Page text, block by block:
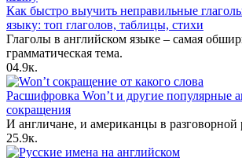
Как быстро выучить неправильные
языку: топ глаголов, таблицы, стихи
Глаголы в английском языке – самая
грамматическая тема.
04.9к.
Расшифровка Won’t и другие популярные
сокращения
И англичане, и американцы в разговорной
25.9к.